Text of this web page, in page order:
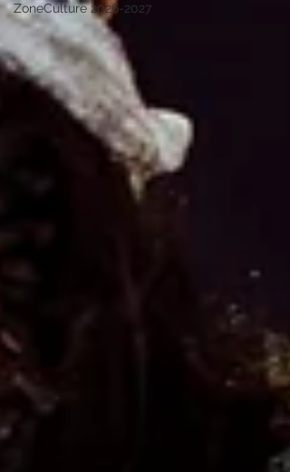
ZoneCulture 2026-2027